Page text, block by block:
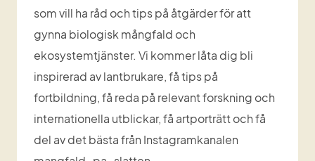
som vill ha råd och tips på åtgärder för att
gynna biologisk mångfald och
ekosystemtjänster. Vi kommer låta dig bli
inspirerad av lantbrukare, få tips på
fortbildning, få reda på relevant forskning och
internationella utblickar, få artporträtt och få
del av det bästa från Instagramkanalen